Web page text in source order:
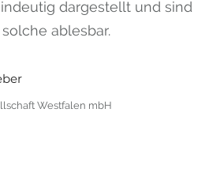
dargestellt und sind
ablesbar.
Westfalen mbH